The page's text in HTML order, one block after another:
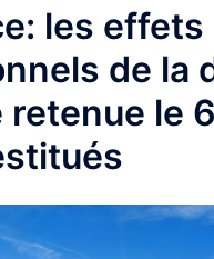
les effets
de la
retenue le